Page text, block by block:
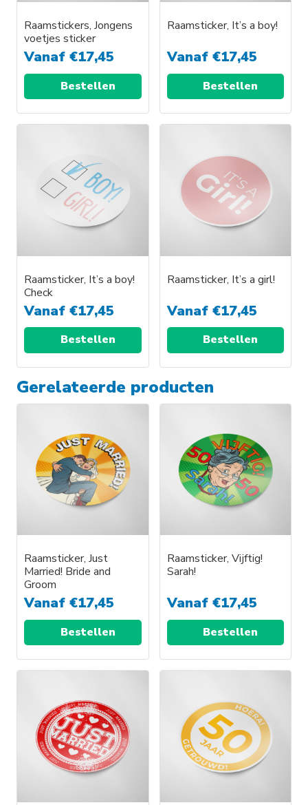
Raamstickers, Jongens
voetjes sticker
Vanaf €17,45
Bestellen
Dit
meerdere
variaties.
Deze
optie
gekozen
worden
de
productpagina
Raamsticker, It’s a boy!
Vanaf €17,45
Bestellen
Dit
heeft
meerdere
variaties.
Deze
optie
gekozen
worden
de
productpagina
Raamsticker, It’s a boy!
Check
Vanaf €17,45
Bestellen
product
variaties.
Deze
optie
kan
gekozen
de
Raamsticker, It’s a girl!
Vanaf €17,45
Bestellen
variaties.
Deze
optie
kan
gekozen
de
Gerelateerde producten
Raamsticker, Just
Married! Bride and
Groom
Vanaf €17,45
Bestellen
Dit
heeft
meerdere
variaties.
Deze
optie
Raamsticker, Vijftig!
Sarah!
Vanaf €17,45
Bestellen
Dit
heeft
meerdere
variaties.
Deze
optie